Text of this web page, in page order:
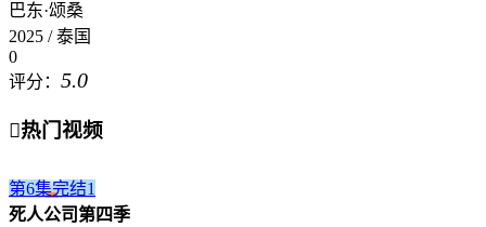
巴东·颂桑
2025 / 泰国
0
评分： 5.0
热门视频
第6集完结1
死人公司第四季